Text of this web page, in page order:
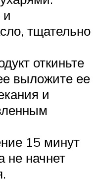
и
тщательно
откиньте
выложите ее
и
15 минут
не начнет